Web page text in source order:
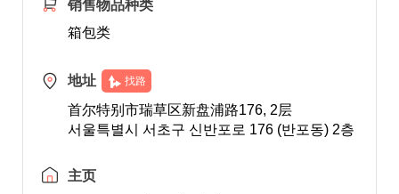
销售物品种类
箱包类
地址 找路
首尔特别市瑞草区新盘浦路176, 2层
서울특별시 서초구 신반포로 176 (반포동) 2층
主页